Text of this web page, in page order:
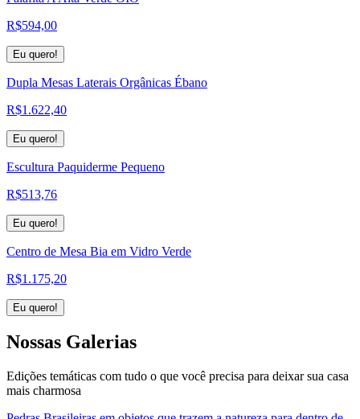
R$594,00
Eu quero!
Dupla Mesas Laterais Orgânicas Ébano
R$1.622,40
Eu quero!
Escultura Paquiderme Pequeno
R$513,76
Eu quero!
Centro de Mesa Bia em Vidro Verde
R$1.175,20
Eu quero!
Nossas Galerias
Edições temáticas com tudo o que você precisa para deixar sua casa
mais charmosa